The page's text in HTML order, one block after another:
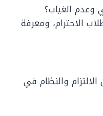
وعدم الغياب؟
الاحترام، ومعرفة
والنظام في